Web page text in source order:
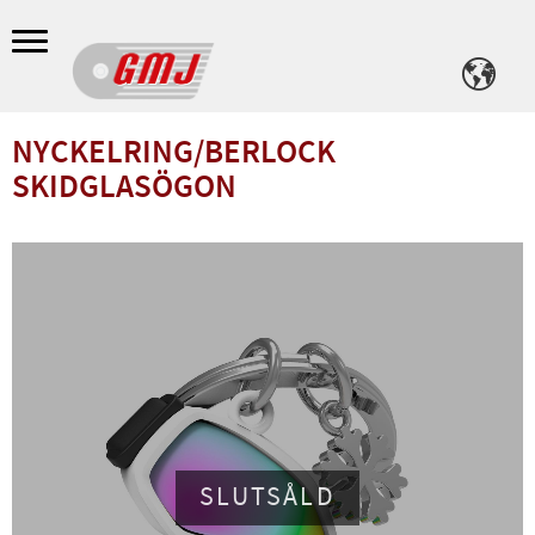
Meny
NYCKELRING/BERLOCK
SKIDGLASÖGON
SLUTSÅLD